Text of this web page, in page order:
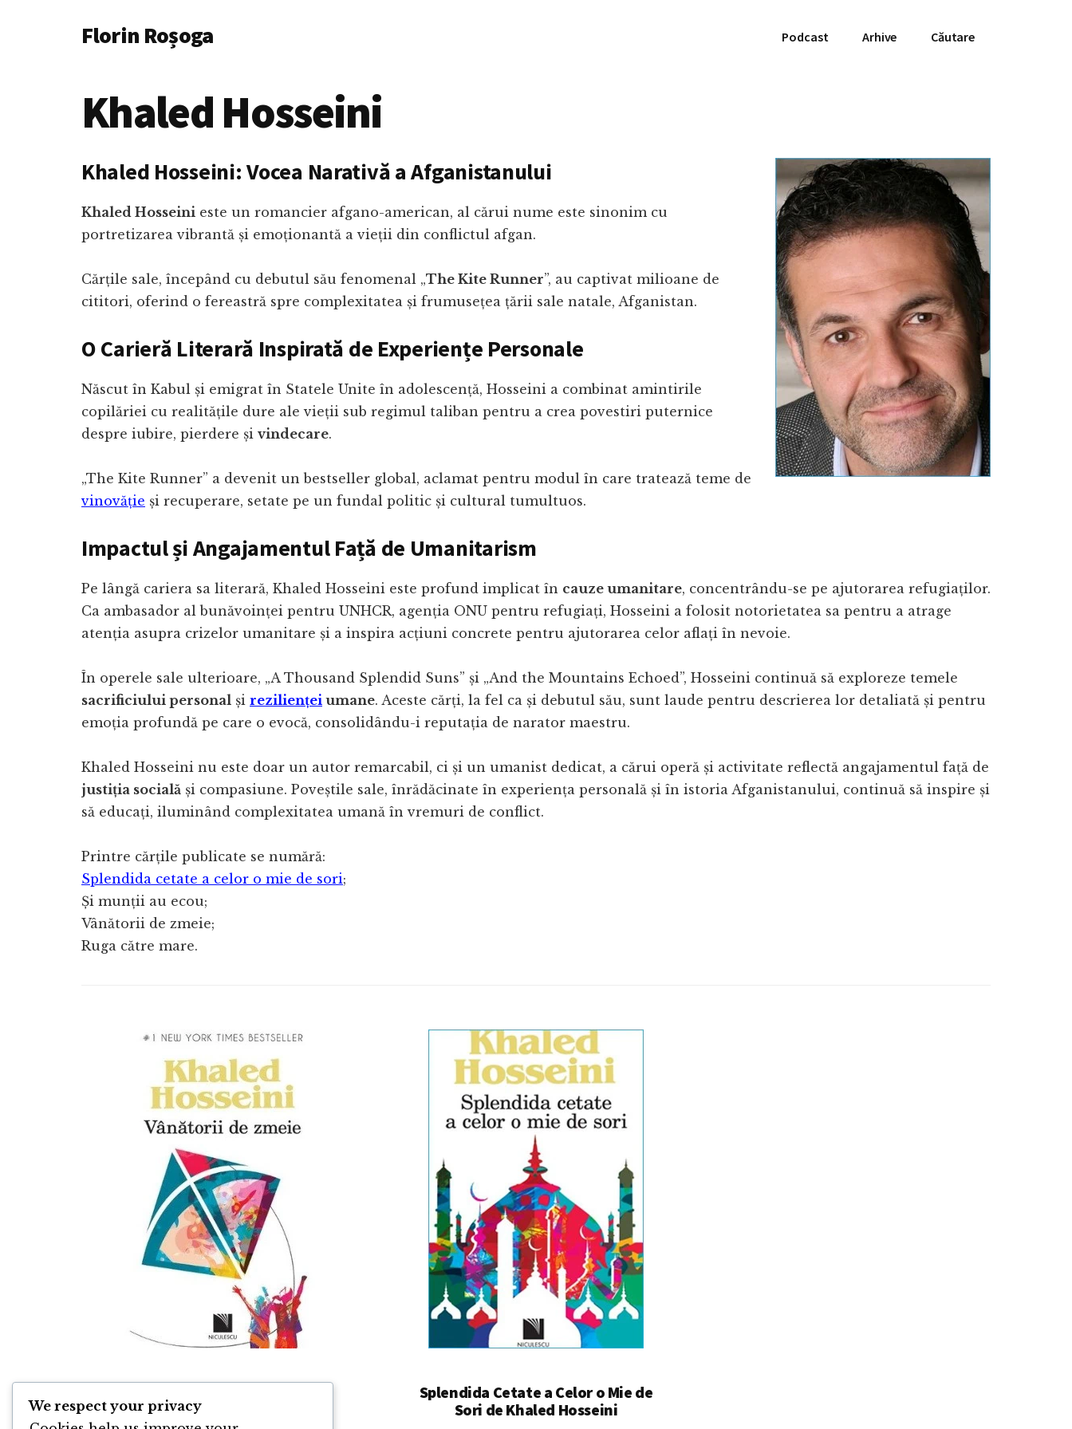
AdditionalFlorin Roșoga Podcast Arhive Căutare
Khaled Hosseini
Khaled Hosseini: Vocea Narativă a Afganistanului
Khaled Hosseini este un romancier afgano-american, al cărui nume este sinonim cu
portretizarea vibrantă și emoționantă a vieții din conflictul afgan.
Cărțile sale, începând cu debutul său fenomenal „The Kite Runner”, au captivat milioane de
cititori, oferind o fereastră spre complexitatea și frumusețea țării sale natale, Afganistan.
O Carieră Literară Inspirată de Experiențe Personale
Născut în Kabul și emigrat în Statele Unite în adolescență, Hosseini a combinat amintirile
copilăriei cu realitățile dure ale vieții sub regimul taliban pentru a crea povestiri puternice
despre iubire, pierdere și vindecare.
„The Kite Runner” a devenit un bestseller global, aclamat pentru modul în care tratează teme de
vinovăție și recuperare, setate pe un fundal politic și cultural tumultuos.
Impactul și Angajamentul Față de Umanitarism
Pe lângă cariera sa literară, Khaled Hosseini este profund implicat în cauze umanitare, concentrându-se pe ajutorarea refugiaților.
Ca ambasador al bunăvoinței pentru UNHCR, agenția ONU pentru refugiați, Hosseini a folosit notorietatea sa pentru a atrage
atenția asupra crizelor umanitare și a inspira acțiuni concrete pentru ajutorarea celor aflați în nevoie.
În operele sale ulterioare, „A Thousand Splendid Suns” și „And the Mountains Echoed”, Hosseini continuă să exploreze temele
sacrificiului personal și rezilienței umane. Aceste cărți, la fel ca și debutul său, sunt laude pentru descrierea lor detaliată și pentru
emoția profundă pe care o evocă, consolidându-i reputația de narator maestru.
Khaled Hosseini nu este doar un autor remarcabil, ci și un umanist dedicat, a cărui operă și activitate reflectă angajamentul față de
justiția socială și compasiune. Poveștile sale, înrădăcinate în experiența personală și în istoria Afganistanului, continuă să inspire și
să educați, iluminând complexitatea umană în vremuri de conflict.
Printre cărțile publicate se numără:
Splendida cetate a celor o mie de sori;
Și munții au ecou;
Vânătorii de zmeie;
Ruga către mare.
Hosseini
Splendida Cetate a Celor o Mie de
Sori de Khaled Hosseini
We respect your privacy